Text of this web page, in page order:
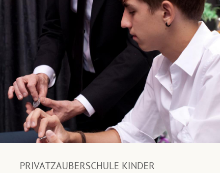
PRIVATZAUBERSCHULE KINDER